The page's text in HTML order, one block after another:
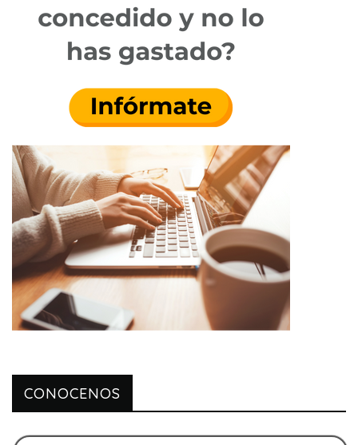
CONOCENOS